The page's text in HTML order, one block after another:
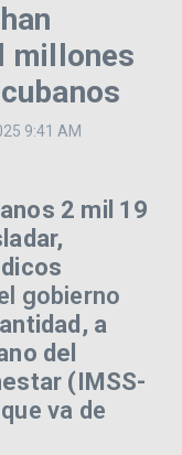
millones
9:41 AM
2 mil 19
gobierno
a
del
(IMSS-
va de